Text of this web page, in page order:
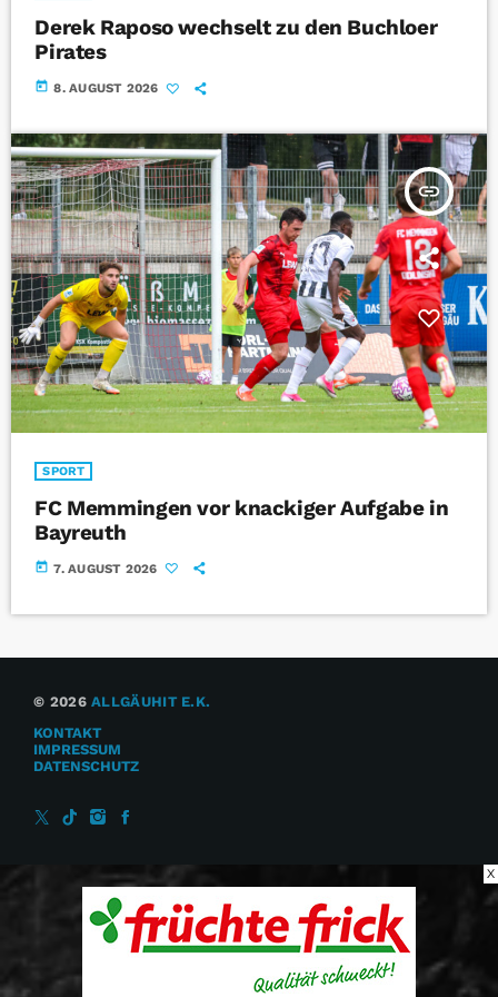
Derek Raposo wechselt zu den Buchloer
Pirates
today 8. AUGUST 2026
insert_link
SPORT
FC Memmingen vor knackiger Aufgabe in
Bayreuth
today 7. AUGUST 2026
© 2026ALLGÄUHIT E.K.
KONTAKT
IMPRESSUM
DATENSCHUTZ
X